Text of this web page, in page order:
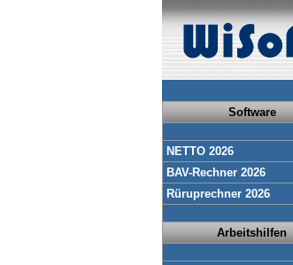
Software
NETTO 2026
BAV-Rechner 2026
Rüruprechner 2026
Arbeitshilfen